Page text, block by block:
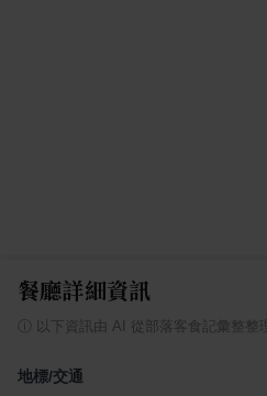
餐廳詳細資訊
ⓘ 以下資訊由 AI 從部落客食記彙整整理
地標/交通